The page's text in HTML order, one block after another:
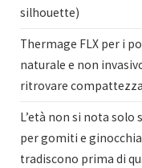
silhouette)
Thermage FLX per i
naturale e non
ritrovare compattezza
L’età non si nota
per gomiti e
tradiscono prima di